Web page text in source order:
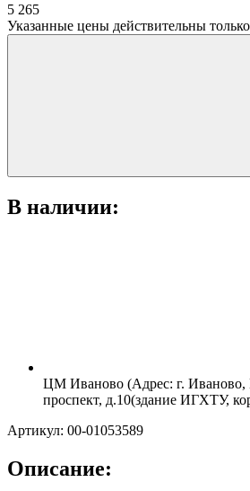
5 265
Указанные цены действительны
В наличии:
ЦМ Иваново (Адрес: г. Иваново,
проспект, д.10(здание ИГХТУ,
Артикул: 00-01053589
Описание: